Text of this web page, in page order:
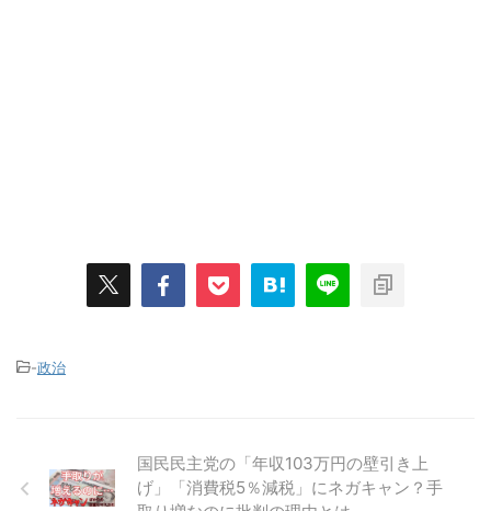
-政治
国民民主党の「年収103万円の壁引き上
げ」「消費税5％減税」にネガキャン？手